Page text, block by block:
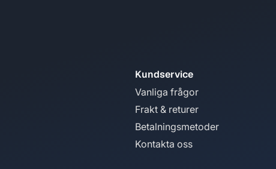
Kundservice
Vanliga frågor
Frakt & returer
Betalningsmetoder
Kontakta oss